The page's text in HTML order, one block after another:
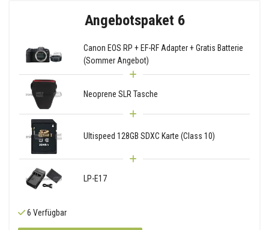
Angebotspaket 6
Canon EOS RP + EF-RF Adapter + Gratis Batterie
(Sommer Angebot)
Neoprene SLR Tasche
Ultispeed 128GB SDXC Karte (Class 10)
LP-E17
6 Verfügbar